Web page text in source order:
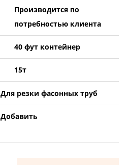
Производится по
потребностью клиента
40 фут контейнер
15т
Для резки фасонных труб
Добавить